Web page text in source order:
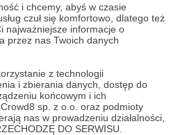
i chcemy, abyś w czasie
czuł się komfortowo, dlatego też
najważniejsze informacje o
przez nas Twoich danych
z technologii
i zbierania danych, dostęp do
końcowym i ich
sp. z o.o. oraz podmioty
nas w prowadzeniu działalności,
DO SERWISU.